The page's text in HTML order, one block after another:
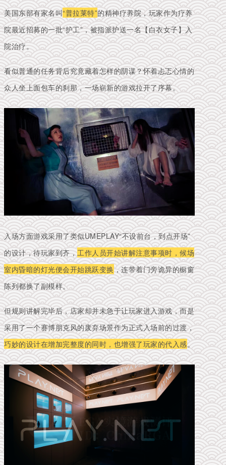
美国东部有家名叫“普拉莱特”的精神疗养院，玩家作为疗养
院最近招募的一批“护工”，被指派护送一名【白衣女子】入
院治疗。
看似普通的任务背后究竟藏着怎样的阴谋？怀着忐忑心情的
众人坐上面包车的刹那，一场崭新的游戏拉开了序幕。
入场方面游戏采用了类似UMEPLAY“不设前台，到点开场”
的设计，待玩家到齐，工作人员开始讲解注意事项时，候场
室内昏暗的灯光便会开始跳跃变换，连带着门旁诡异的橱窗
陈列都换了副模样。
但规则讲解完毕后，店家却并未急于让玩家进入游戏，而是
采用了一个赛博朋克风的废弃场景作为正式入场前的过渡，
巧妙的设计在增加完整度的同时，也增强了玩家的代入感。